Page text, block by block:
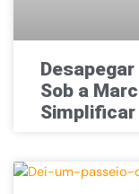
Sob a
Simplificar